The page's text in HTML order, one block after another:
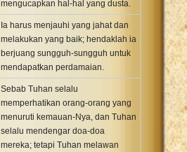
mengucapkan hal-hal yang dusta.
Ia harus menjauhi yang jahat dan
melakukan yang baik; hendaklah ia
berjuang sungguh-sungguh untuk
mendapatkan perdamaian.
Sebab Tuhan selalu
memperhatikan orang-orang yang
menuruti kemauan-Nya, dan Tuhan
selalu mendengar doa-doa
mereka; tetapi Tuhan melawan